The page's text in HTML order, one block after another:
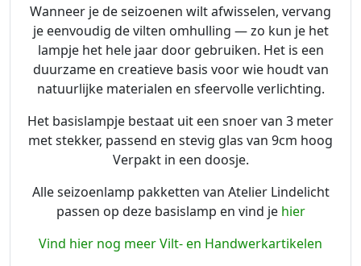
Wanneer je de seizoenen wilt afwisselen, vervang
je eenvoudig de vilten omhulling — zo kun je het
lampje het hele jaar door gebruiken. Het is een
duurzame en creatieve basis voor wie houdt van
natuurlijke materialen en sfeervolle verlichting.
Het basislampje bestaat uit een snoer van 3 meter
met stekker, passend en stevig glas van 9cm hoog
Verpakt in een doosje.
Alle seizoenlamp pakketten van Atelier Lindelicht
passen op deze basislamp en vind je hier
Vind hier nog meer Vilt- en Handwerkartikelen